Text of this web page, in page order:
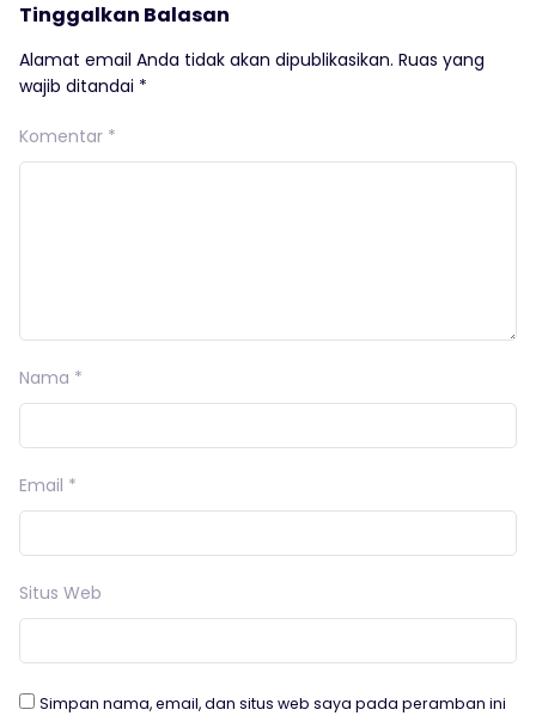
Tinggalkan Balasan
Alamat email Anda tidak akan dipublikasikan. Ruas yang
wajib ditandai *
Komentar *
Nama *
Email *
Situs Web
Simpan nama, email, dan situs web saya pada peramban ini